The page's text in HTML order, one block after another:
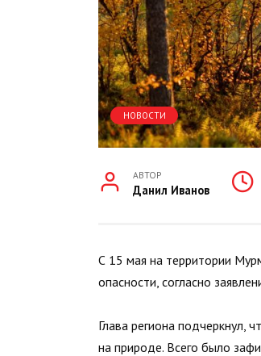
НОВОСТИ
АВТОР
Данил Иванов
С 15 мая на территории
опасности, согласно
Глава региона подчеркнул,
на природе. Всего было